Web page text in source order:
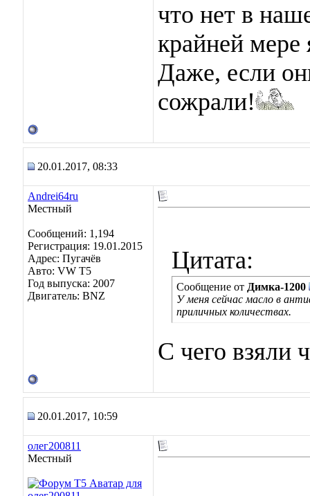
что нет в
крайней мере
Даже, если
сожрали!
20.01.2017, 08:33
Andrei64ru
Местный
Сообщений: 1,194
Регистрация: 19.01.2015
Адрес: Пугачёв
Авто: VW T5
Год выпуска: 2007
Двигатель: BNZ
Цитата:
Сообщение от Димка-1200
У меня сейчас масло в
приличных количествах.
С чего взяли
20.01.2017, 10:59
олег200811
Местный